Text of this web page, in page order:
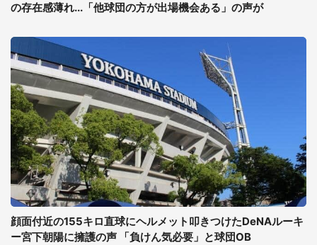
の存在感薄れ...「他球団の方が出場機会ある」の声が
顔面付近の155キロ直球にヘルメット叩きつけたDeNAルーキ
ー宮下朝陽に擁護の声 「負けん気必要」と球団OB